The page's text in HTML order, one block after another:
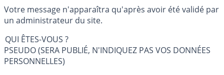
Votre message n'apparaîtra qu'après avoir été validé par
un administrateur du site.
QUI ÊTES-VOUS ?
PSEUDO (SERA PUBLIÉ, N'INDIQUEZ PAS VOS DONNÉES
PERSONNELLES)